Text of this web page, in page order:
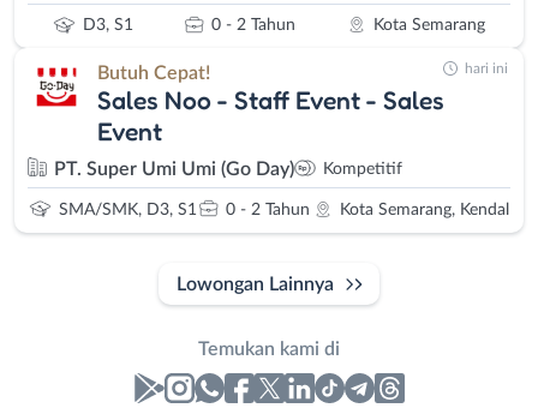
D3, S1 0 - 2 Tahun Kota Semarang
Butuh Cepat!
Sales Noo - Staff Event - Sales
Event
PT. Super Umi Umi (Go Day) Kompetitif
SMA/SMK, D3, S1 0 - 2 Tahun Kota Semarang, Kendal
hari ini
Lowongan Lainnya
Temukan kami di